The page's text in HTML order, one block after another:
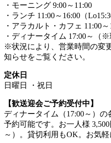
・モーニング 9:00～11:00
・ランチ 11:00～16:00（
・アラカルト・カフェ 11:00～
・ディナータイム 17:00～（
※状況により、営業時間の変
知らせをご覧ください。
定休日
日曜日 ・祝日
【歓送迎会ご予約受付中】
ディナータイム（17:00～）
予約可能です。お一人様
～）。貸切利用もOK。お気軽